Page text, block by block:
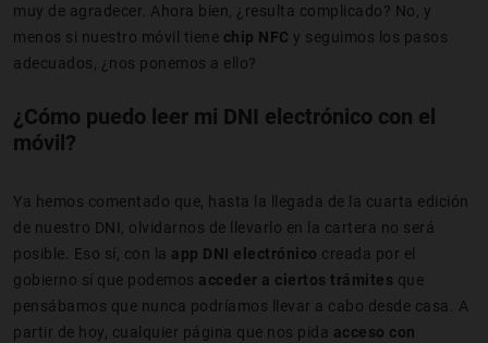
muy de agradecer. Ahora bien, ¿resulta complicado? No, y
menos si nuestro móvil tiene chip NFC y seguimos los pasos
adecuados, ¿nos ponemos a ello?
¿Cómo puedo leer mi DNI electrónico con el
móvil?
Ya hemos comentado que, hasta la llegada de la cuarta edición
de nuestro DNI, olvidarnos de llevarlo en la cartera no será
posible. Eso sí, con la app DNI electrónico creada por el
gobierno sí que podemos acceder a ciertos trámites que
pensábamos que nunca podríamos llevar a cabo desde casa. A
partir de hoy, cualquier página que nos pida acceso con